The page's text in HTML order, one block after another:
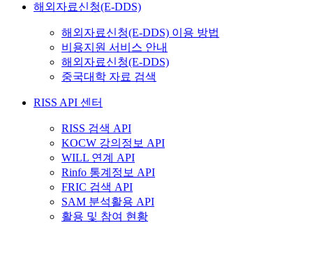
해외자료신청(E-DDS)
해외자료신청(E-DDS) 이용 방법
비용지원 서비스 안내
해외자료신청(E-DDS)
중국대학 자료 검색
RISS API 센터
RISS 검색 API
KOCW 강의정보 API
WILL 연계 API
Rinfo 통계정보 API
FRIC 검색 API
SAM 분석활용 API
활용 및 참여 현황